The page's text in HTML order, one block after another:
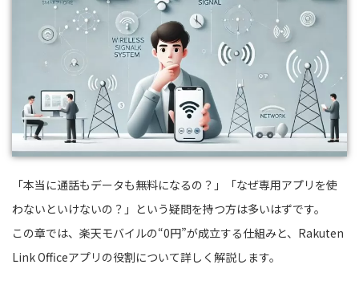
「本当に通話もデータも無料になるの？」「なぜ専用アプリを使
わないといけないの？」という疑問を持つ方は多いはずです。
この章では、楽天モバイルの“0円”が成立する仕組みと、Rakuten
Link Officeアプリの役割について詳しく解説します。